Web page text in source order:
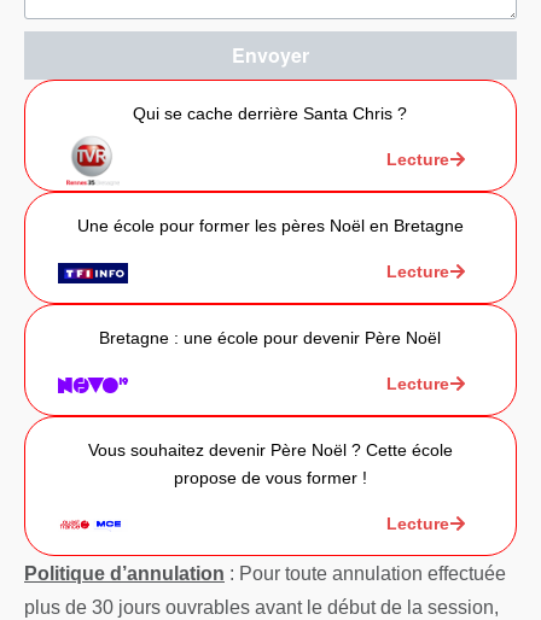
Envoyer
Qui se cache derrière Santa Chris ?
Lecture
Une école pour former les pères Noël en Bretagne
Lecture
Bretagne : une école pour devenir Père Noël
Lecture
Vous souhaitez devenir Père Noël ? Cette école
propose de vous former !
Lecture
Politique d’annulation : Pour toute annulation effectuée
plus de 30 jours ouvrables avant le début de la session,